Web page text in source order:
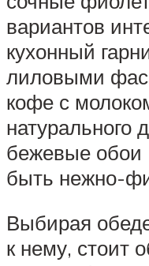
вариантов
кухонный
лиловыми
кофе с
натурального
бежевые обои
быть нежно-
Выбирая
к нему, стоит